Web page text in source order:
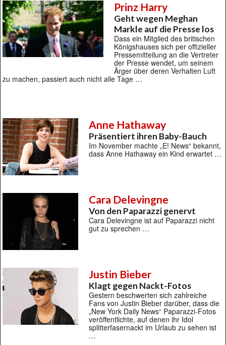
Prinz Harry
Geht wegen Meghan
Markle auf die Presse los
Dass ein Mitglied des britischen
Königshauses sich per offizieller
Pressemitteilung an die Vertreter
der Presse wendet, um seinem
Ärger über deren Verhalten Luft
zu machen, passiert auch nicht alle Tage …
Anne Hathaway
Präsentiert ihren Baby-Bauch
Im November machte „E! News“ bekannt,
dass Anne Hathaway ein Kind erwartet …
Cara Delevingne
Von den Paparazzi genervt
Cara Delevingne ist auf Paparazzi nicht
gut zu sprechen …
Justin Bieber
Klagt gegen Nackt-Fotos
Gestern beschwerten sich zahlreiche
Fans von Justin Bieber darüber, dass die
„New York Daily News“ Paparazzi-Fotos
veröffentlichte, auf denen ihr Idol
splitterfasernackt im Urlaub zu sehen ist
…